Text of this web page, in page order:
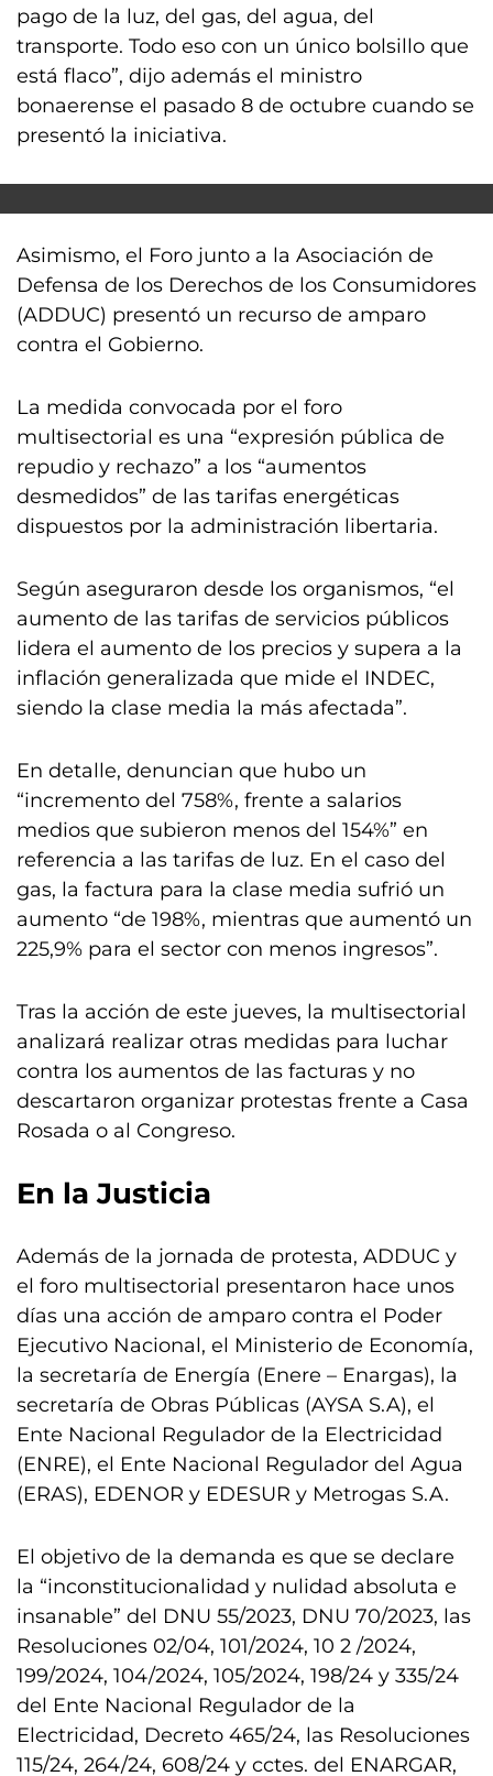
pago de la luz, del gas, del agua, del
transporte. Todo eso con un único bolsillo que
está flaco”, dijo además el ministro
bonaerense el pasado 8 de octubre cuando se
presentó la iniciativa.
Asimismo, el Foro junto a la Asociación de
Defensa de los Derechos de los Consumidores
(ADDUC) presentó un recurso de amparo
contra el Gobierno.
La medida convocada por el foro
multisectorial es una “expresión pública de
repudio y rechazo” a los “aumentos
desmedidos” de las tarifas energéticas
dispuestos por la administración libertaria.
Según aseguraron desde los organismos, “el
aumento de las tarifas de servicios públicos
lidera el aumento de los precios y supera a la
inflación generalizada que mide el INDEC,
siendo la clase media la más afectada”.
En detalle, denuncian que hubo un
“incremento del 758%, frente a salarios
medios que subieron menos del 154%” en
referencia a las tarifas de luz. En el caso del
gas, la factura para la clase media sufrió un
aumento “de 198%, mientras que aumentó un
225,9% para el sector con menos ingresos”.
Tras la acción de este jueves, la multisectorial
analizará realizar otras medidas para luchar
contra los aumentos de las facturas y no
descartaron organizar protestas frente a Casa
Rosada o al Congreso.
En la Justicia
Además de la jornada de protesta, ADDUC y
el foro multisectorial presentaron hace unos
días una acción de amparo contra el Poder
Ejecutivo Nacional, el Ministerio de Economía,
la secretaría de Energía (Enere – Enargas), la
secretaría de Obras Públicas (AYSA S.A), el
Ente Nacional Regulador de la Electricidad
(ENRE), el Ente Nacional Regulador del Agua
(ERAS), EDENOR y EDESUR y Metrogas S.A.
El objetivo de la demanda es que se declare
la “inconstitucionalidad y nulidad absoluta e
insanable” del DNU 55/2023, DNU 70/2023, las
Resoluciones 02/04, 101/2024, 10 2 /2024,
199/2024, 104/2024, 105/2024, 198/24 y 335/24
del Ente Nacional Regulador de la
Electricidad, Decreto 465/24, las Resoluciones
115/24, 264/24, 608/24 y cctes. del ENARGAR,